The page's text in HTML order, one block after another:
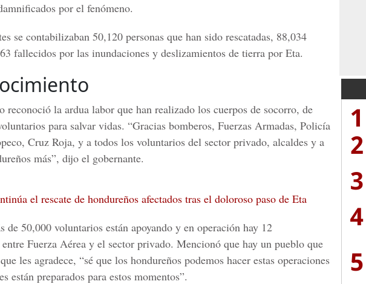
por el fenómeno.
se contabilizaban 50,120 personas que han sido rescatadas, 88,034
fallecidos por las inundaciones y deslizamientos de tierra por Eta.
reconoció la ardua labor que han realizado los cuerpos de socorro, de
para salvar vidas. “Gracias bomberos, Fuerzas Armadas, Policía
Cruz Roja, y a todos los voluntarios del sector privado, alcaldes y a
más”, dijo el gobernante.
el rescate de hondureños afectados tras el doloroso paso de Eta
de 50,000 voluntarios están apoyando y en operación hay 12
Fuerza Aérea y el sector privado. Mencionó que hay un pueblo que
les agradece, “sé que los hondureños podemos hacer estas operaciones
están preparados para estos momentos”.
1
2
3
4
5